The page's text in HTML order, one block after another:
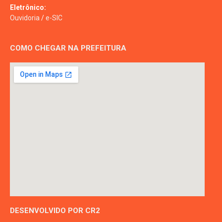
Eletrônico:
Ouvidoria/e-SIC
COMO CHEGAR NA PREFEITURA
DESENVOLVIDO POR CR2